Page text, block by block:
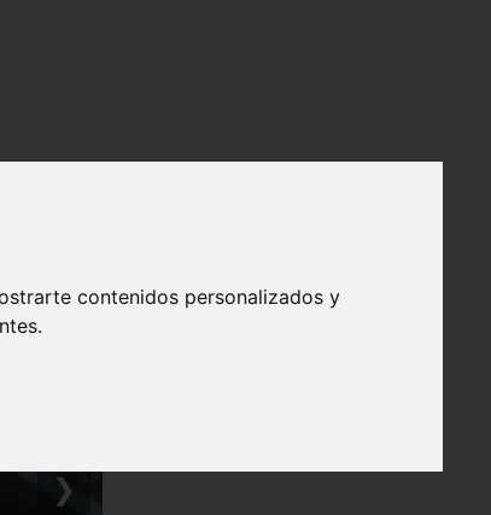
contenidos personalizados y
❯